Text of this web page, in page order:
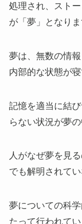
処理され、スト
が「夢」となりま
夢は、無数の情
内部的な状態が
記憶を適当に結
らない状況が夢
人がなぜ夢を見
でも解明されて
夢についての科
たって行われて